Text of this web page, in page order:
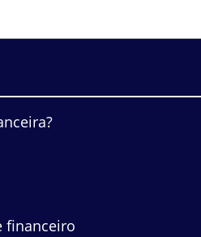
financeiro